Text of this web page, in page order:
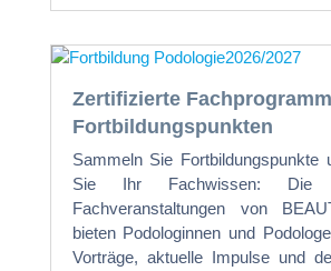
Zertifizierte
Fortbildungspunkten
Sammeln Sie Fortbildungspunkte
Sie Ihr Fachwissen: Die
Fachveranstaltungen von
bieten Podologinnen und
Vorträge, aktuelle Impulse und